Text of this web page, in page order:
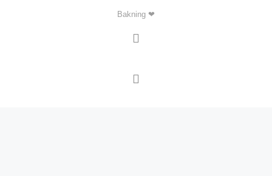
Bakning ❤